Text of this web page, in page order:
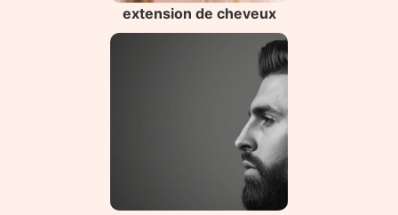
extension de cheveux